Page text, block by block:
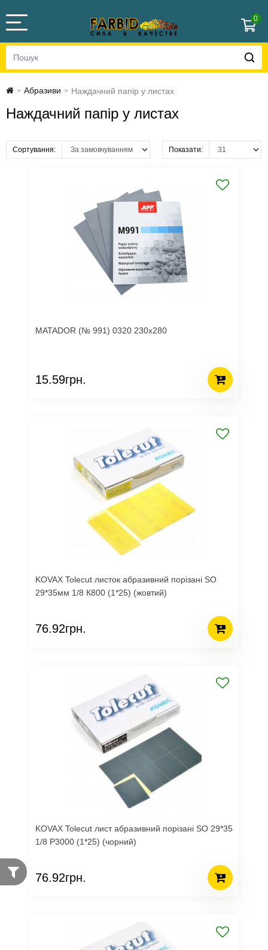
0
> Абразиви > Наждачний папір у листах
Наждачний папір у листах
Сортування: Показати:
MATADOR (№ 991) 0320 230х280
15.59грн.
KOVAX Tolecut листок абразивний порізані SO
29*35мм 1/8 К800 (1*25) (жовтий)
76.92грн.
KOVAX Tolecut лист абразивний порізані SO 29*35
1/8 Р3000 (1*25) (чорний)
76.92грн.